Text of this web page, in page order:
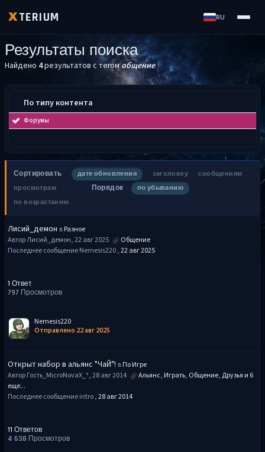
XTERIUM RU
Результаты поиска
Найдено 4результатов с тегомобщение
По типу контента
Форумы
Сортировать дате обновления заголовку
сообщениям
просмотрам
Порядок
по убыванию
по возрастанию
Лисий_демон вРазное
Автор Лисий_демон, 22 авг 2025
Общение
Последнее сообщение Nemesis220 ,22 авг 2025
1 Ответ
797 Просмотров
Nemesis220
Отправлено 22 авг 2025
Открыт набор в альянс "ЧаЙ"! вПо Игре
Автор Гость_MicroNovaX_*, 28 авг 2014
Альянс, Играть, Общение, Друзья и 6
еще...
Последнее сообщение intro ,28 авг 2014
11 Ответов
4 638 Просмотров